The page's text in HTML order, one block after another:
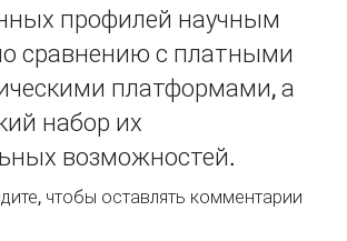
профилей научным
сравнению с платными
платформами, а
набор их
возможностей.
авторов и организаций в
, чтобы оставлять комментарии